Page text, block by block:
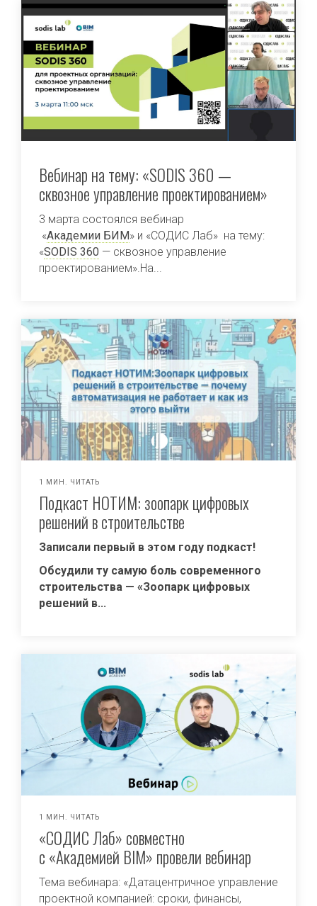
Вебинар на тему: «SODIS 360 —
сквозное управление проектированием»
3 марта состоялся вебинар
«Академии БИМ» и «СОДИС Лаб» на тему:
«SODIS 360 — сквозное управление
проектированием».На...
1 МИН. ЧИТАТЬ
Подкаст НОТИМ: зоопарк цифровых
решений в строительстве
Записали первый в этом году подкаст!
Обсудили ту самую боль современного
строительства — «Зоопарк цифровых
решений в...
1 МИН. ЧИТАТЬ
«СОДИС Лаб» совместно
с «Академией BIM» провели вебинар
Тема вебинара: «Датацентричное управление
проектной компанией: сроки, финансы,